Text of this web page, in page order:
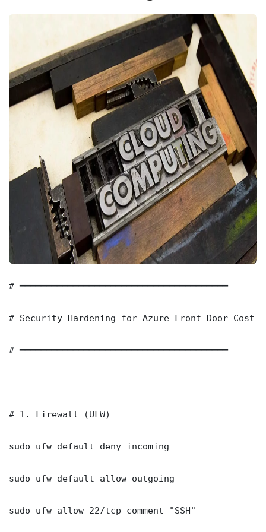
# ═══════════════════════════════════════
# Security Hardening for Azure Front Door Cost
# ═══════════════════════════════════════
# 1. Firewall (UFW)
sudo ufw default deny incoming
sudo ufw default allow outgoing
sudo ufw allow 22/tcp comment "SSH"